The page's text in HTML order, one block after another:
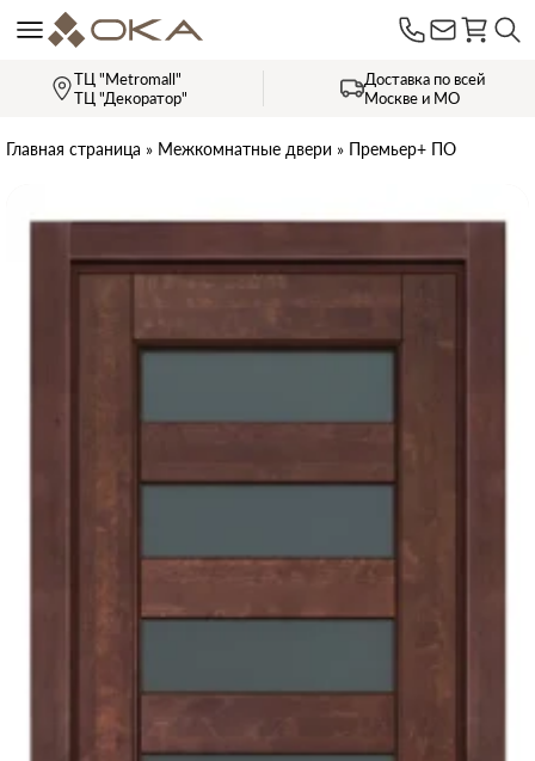
ТЦ "Metromall"
ТЦ "Декоратор"
Доставка по всей
Москве и МО
Главная страница » Межкомнатные двери » Премьер+ ПО